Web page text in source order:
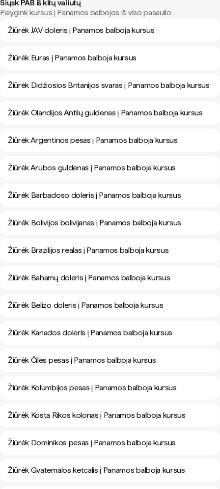
Siųsk PAB iš kitų valiutų
Palygink kursus į Panamos balbojos iš viso pasaulio.
Žiūrėk JAV doleris į Panamos balboja kursus
Žiūrėk Euras į Panamos balboja kursus
Žiūrėk Didžiosios Britanijos svaras į Panamos balboja kursus
Žiūrėk Olandijos Antilų guldenas į Panamos balboja kursus
Žiūrėk Argentinos pesas į Panamos balboja kursus
Žiūrėk Arubos guldenas į Panamos balboja kursus
Žiūrėk Barbadoso doleris į Panamos balboja kursus
Žiūrėk Bolivijos bolivijanas į Panamos balboja kursus
Žiūrėk Brazilijos realas į Panamos balboja kursus
Žiūrėk Bahamų doleris į Panamos balboja kursus
Žiūrėk Belizo doleris į Panamos balboja kursus
Žiūrėk Kanados doleris į Panamos balboja kursus
Žiūrėk Čilės pesas į Panamos balboja kursus
Žiūrėk Kolumbijos pesas į Panamos balboja kursus
Žiūrėk Kosta Rikos kolonas į Panamos balboja kursus
Žiūrėk Dominikos pesas į Panamos balboja kursus
Žiūrėk Gvatemalos ketcalis į Panamos balboja kursus